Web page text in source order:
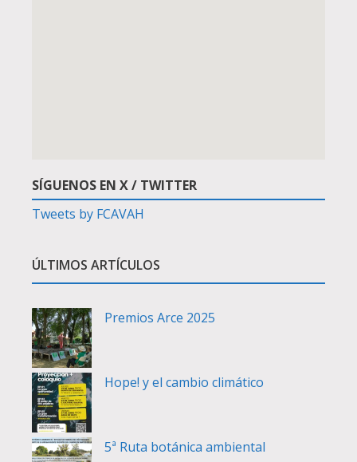
SÍGUENOS EN X / TWITTER
Tweets by FCAVAH
ÚLTIMOS ARTÍCULOS
Premios Arce 2025
Hope! y el cambio climático
5ª Ruta botánica ambiental